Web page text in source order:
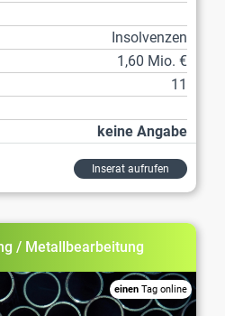
Insolvenzen
1,60 Mio. €
11
keine Angabe
Inserat aufrufen
/ Metallbearbeitung
einen Tag online